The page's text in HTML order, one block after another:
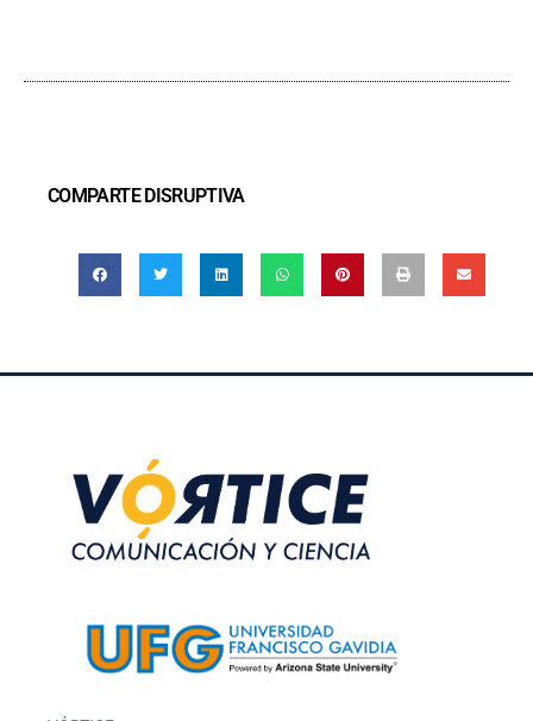
COMPARTE DISRUPTIVA